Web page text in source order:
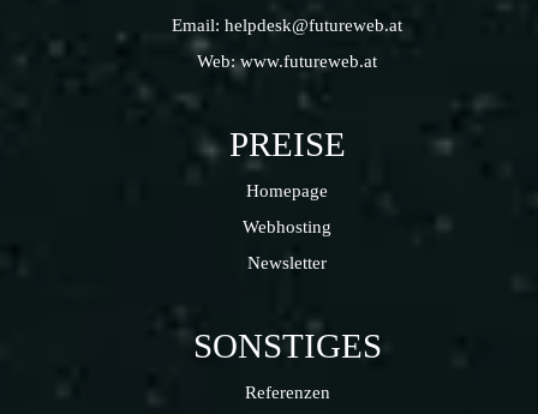
Email: helpdesk@futureweb.at
Web:www.futureweb.at
PREISE
Homepage
Webhosting
Newsletter
SONSTIGES
Referenzen